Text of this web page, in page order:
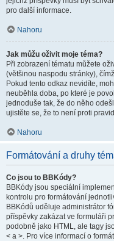
pro další informace.
Nahoru
Jak můžu oživit moje téma?
Při zobrazení tématu můžete
(většinou naspodu stránky),
Pokud tento odkaz nevidíte,
neuběhla doba, po které je
jednoduše tak, že do něho
ujistěte se, že to není proti
Nahoru
Formátování a druhy
Co jsou to BBKódy?
BBKódy jsou speciální
kontrolu pro formátování
BBKódů uděluje administrátor
příspěvky zakázat ve formuláři
podobně jako HTML, ale tagy
< a >. Pro více informací o